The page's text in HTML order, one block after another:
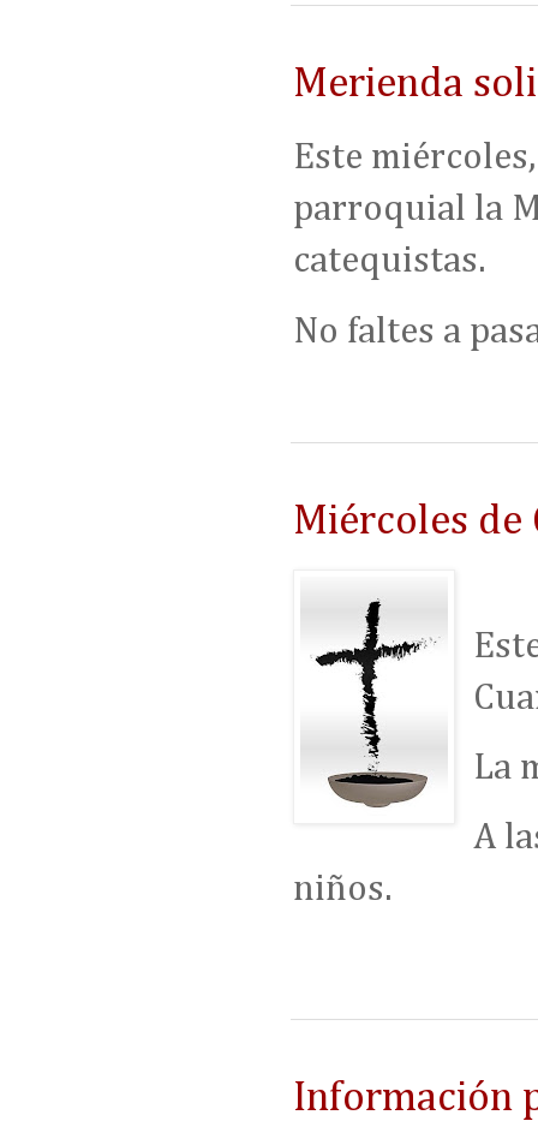
Merienda
Este
parroquial la
catequistas.
No faltes a
Miércoles de
La
A
niños.
Información